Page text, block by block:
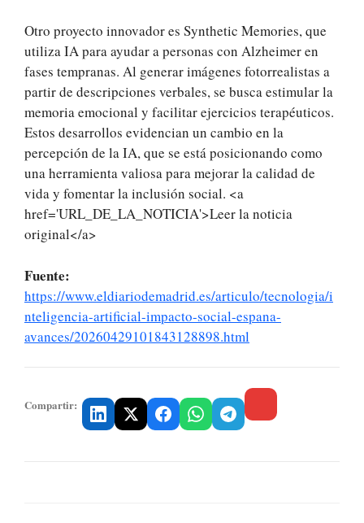
Otro proyecto innovador es Synthetic Memories, que
utiliza IA para ayudar a personas con Alzheimer en
fases tempranas. Al generar imágenes fotorrealistas a
partir de descripciones verbales, se busca estimular la
memoria emocional y facilitar ejercicios terapéuticos.
Estos desarrollos evidencian un cambio en la
percepción de la IA, que se está posicionando como
una herramienta valiosa para mejorar la calidad de
vida y fomentar la inclusión social. <a
href='URL_DE_LA_NOTICIA'>Leer la noticia
original</a>
Fuente:
https://www.eldiariodemadrid.es/articulo/tecnologia/i
nteligencia-artificial-impacto-social-espana-
avances/20260429101843128898.html
Compartir: